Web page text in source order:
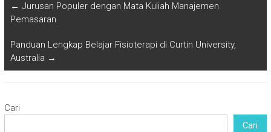
← Jurusan Populer dengan Mata Kuliah Manajemen
Pemasaran
Panduan Lengkap Belajar Fisioterapi di Curtin University,
Australia →
Cari
Cari